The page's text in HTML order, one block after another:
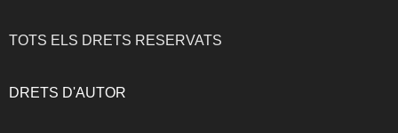
TOTS ELS DRETS RESERVATS
DRETS D'AUTOR